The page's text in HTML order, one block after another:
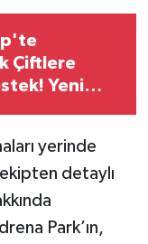
Çiftlere
Yeni
yerinde
detaylı
Park’ın,